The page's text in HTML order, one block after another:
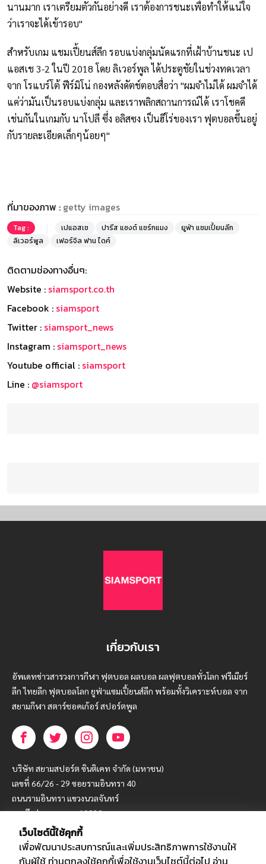
นานมาก เราเตรียมตัวกันอย่างดี เราต้องการชนะเพื่อทำให้แน่ใจ
ว่าเราจะได้เข้ารอบ"
สำหรับเกม แชมเปี้ยนส์ลีก รอบแบ่งกลุ่มนัดแรกที่เฝ้าบ้านชนะ เป
แอสเช 3-2 ในปี 2018 โดย ลิเวอร์พูล ได้ประตูชัยในช่วงทดเวลา
จาก โรแบร์โต้ ฟีร์มิโน่ กองหลังดัตช์ตอบสื่อว่า "ผมจำไม่ได้ ผมจำได้
แค่ว่ามันเป็นรอบแบ่งกลุ่ม และเราพลิกสถานการณ์ได้ เราโชคดี
เช่นกันในเกมกับ นาโปลี ซึ่ง อลิสซง เป็นฮีโร่ของเรา ฟุตบอลขึ้นอยู่
กับรายละเอียดเล็กๆน้อยๆ"
ที่มาของภาพ : getty images
Tag : เปแอสเช ปารีส แซงต์ แชร์กแมง
ยูฟ่า แชมเปี้ยนลีก
ลิเวอร์พูล
เฟอร์จิล ฟาน ไดค์
ติดตามช่องทางอื่นๆ:
Website : siamsport.co.th
Facebook : siamsport
Twitter : siamsport_news
Instagram : siamsport_news
Youtube official : siamsport
Line : @siamsport
เกี่ยวกับเรา
อัพเดทข่าวสารวงการกีฬา ฟุตบอล ผลบอล ผลฟุตบอลทั่วโลก ฟรีเมียร์
ลีก ไทยลีก ฟุตบอลโลก ยูฟ่าแซมเปี้ยนส์ลีก พร้อมทั้งวิเคราะห์บอล จาก
สยามกีฬา สตาร์ชอคเก้อร์ สปอร์ตพูล
บริษัท สยามสปอร์ต ซินติเคท จำกัด (มหาชน)
เลขที่ 66/26 - 29 ซอยรามอินทรา 40
ถนนรามอินทรา แขวงนวลจันทร์
เขตบึงกุ่ม กรุงเทพฯ 10230
โทร : 02-5088-000
อีเมล์ : webmaster@siamsport.co.th
เว็บไซต์นี้ใช้คุกกี้
เพื่อพัฒนาประสบการณ์และเพิ่มประสิทธิภาพการใช้งานให้
กับผู้ใช้ ท่านตกลงใช้คุกกี้เพื่อใช้งานเว็บไซต์นี้ต่อไป อ่าน